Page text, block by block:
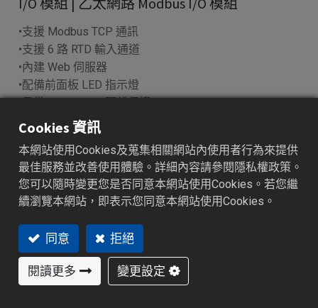
•支援 Modbus TCP 通訊
•支援 6 路 RTD 輸入通道
•內建 Web 伺服器
•配備前面板 LED 指示燈
•具備 1500 Vrms 隔離保護
加入詢價車
特色功能
Cookies 資訊
本網站使用Cookies及蒐集相關網站內使用者行為來提供
最佳服務並改善使用體驗。詳細內容請參閱隱私權政策。
您可以隨時變更您是否同意本網站使用Cookies。若您繼
續瀏覽本網站，即表示您同意本網站使用Cookies。
同意 拒絕
閱讀更多 變更設定